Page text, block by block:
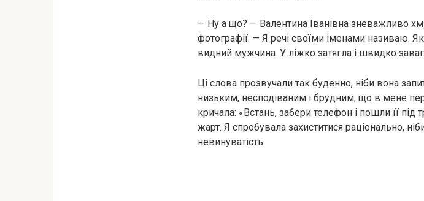
— Ну а що? — Валентина Іванівна зневажливо
фотографії. — Я речі своїми іменами називаю.
видний мужчина. У ліжко затягла і швидко
Ці слова прозвучали так буденно, ніби вона
низьким, несподіваним і брудним, що в мене
кричала: «Встань, забери телефон і пошли її під
жарт. Я спробувала захиститися раціонально,
невинуватість.